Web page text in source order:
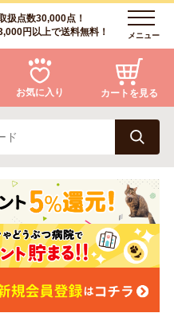
扱点数30,000点！
円以上で送料無料！
メニュー
猫
アクア・爬虫類・昆虫
キャットフード
お気に入り カートを見る